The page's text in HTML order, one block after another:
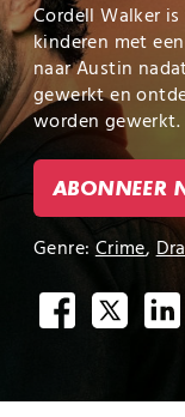
Cordell Walker
kinderen met
naar Austin
gewerkt en
worden gewerkt.
ABONNEER
Genre:Crime,